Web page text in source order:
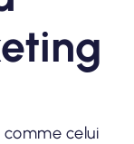
celui